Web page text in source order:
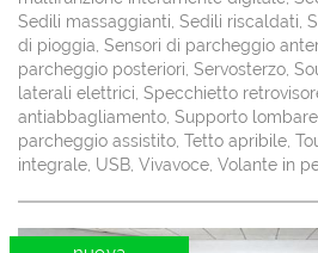
Sedili massaggianti, Sedili riscaldati,
di pioggia, Sensori di parcheggio
parcheggio posteriori, Servosterzo,
laterali elettrici, Specchietto
antiabbagliamento, Supporto
parcheggio assistito, Tetto apribile,
integrale, USB, Vivavoce, Volante in